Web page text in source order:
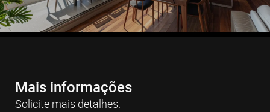
Mais informações
Solicite mais detalhes.